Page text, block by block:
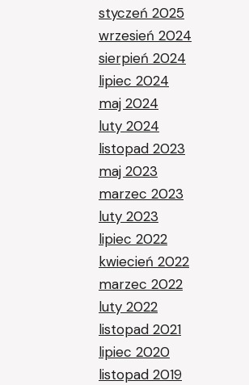
styczeń 2025
wrzesień 2024
sierpień 2024
lipiec 2024
maj 2024
luty 2024
listopad 2023
maj 2023
marzec 2023
luty 2023
lipiec 2022
kwiecień 2022
marzec 2022
luty 2022
listopad 2021
lipiec 2020
listopad 2019